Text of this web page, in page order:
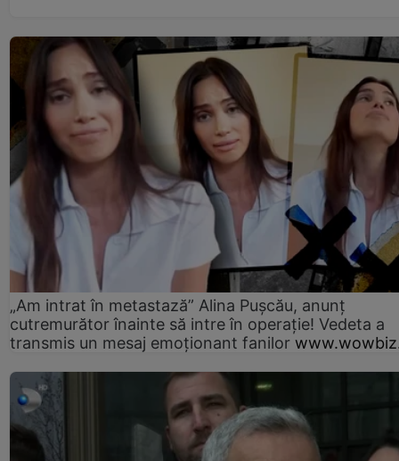
„Am intrat în metastază” Alina Pușcău, anunț
cutremurător înainte să intre în operație! Vedeta a
transmis un mesaj emoționant fanilor